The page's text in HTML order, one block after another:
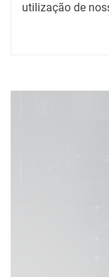
utilização de